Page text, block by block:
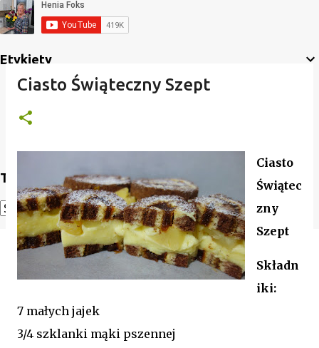
Etykiety
Translate
Powered by Translate
Ciasto Świąteczny Szept
Ciasto
Świątec
zny
Szept
Składn
iki:
7 małych jajek
3/4 szklanki mąki pszennej